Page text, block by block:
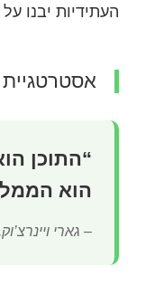
העתידיות יבנו
“התוכן
הוא
– גארי